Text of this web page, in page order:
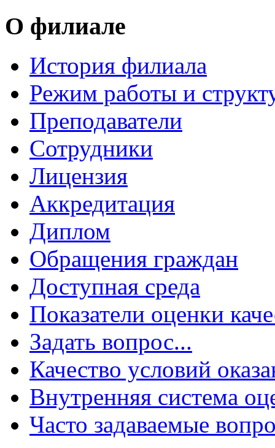
О филиале
История филиала
Режим работы и
Преподаватели
Сотрудники
Лицензия
Аккредитация
Диплом
Обращения граждан
Доступная среда
Показатели оценки
Задать вопрос...
Качество условий
Внутренняя система
Часто задаваемые